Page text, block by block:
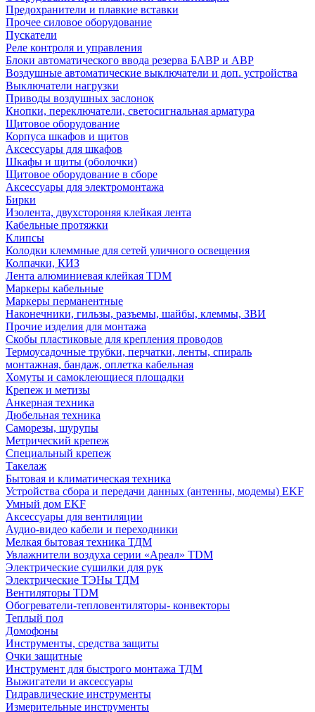
Предохранители и плавкие вставки
Прочее силовое оборудование
Пускатели
Реле контроля и управления
Блоки автоматического ввода резерва БАВР и АВР
Воздушные автоматические выключатели и доп. устройства
Выключатели нагрузки
Приводы воздушных заслонок
Кнопки, переключатели, светосигнальная арматура
Щитовое оборудование
Корпуса шкафов и щитов
Аксессуары для шкафов
Шкафы и щиты (оболочки)
Щитовое оборудование в сборе
Аксессуары для электромонтажа
Бирки
Изолента, двухстороняя клейкая лента
Кабельные протяжки
Клипсы
Колодки клеммные для сетей уличного освещения
Колпачки, КИЗ
Лента алюминиевая клейкая TDM
Маркеры кабельные
Маркеры перманентные
Наконечники, гильзы, разъемы, шайбы, клеммы, ЗВИ
Прочие изделия для монтажа
Скобы пластиковые для крепления проводов
Термоусадочные трубки, перчатки, ленты, спираль
монтажная, бандаж, оплетка кабельная
Хомуты и самоклеющиеся площадки
Крепеж и метизы
Анкерная техника
Дюбельная техника
Саморезы, шурупы
Метрический крепеж
Специальный крепеж
Такелаж
Бытовая и климатическая техника
Устройства сбора и передачи данных (антенны, модемы) EKF
Умный дом EKF
Аксессуары для вентиляции
Аудио-видео кабели и переходники
Мелкая бытовая техника ТДМ
Увлажнители воздуха серии «Ареал» TDM
Электрические сушилки для рук
Электрические ТЭНы ТДМ
Вентиляторы TDM
Обогреватели-тепловентиляторы- конвекторы
Теплый пол
Домофоны
Инструменты, средства защиты
Очки защитные
Инструмент для быстрого монтажа ТДМ
Выжигатели и аксессуары
Гидравлические инструменты
Измерительные инструменты